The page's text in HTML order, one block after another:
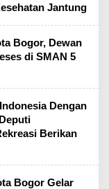
Jantung
Bogor, Dewan
di SMAN 5
Dengan
Berikan
Bogor Gelar